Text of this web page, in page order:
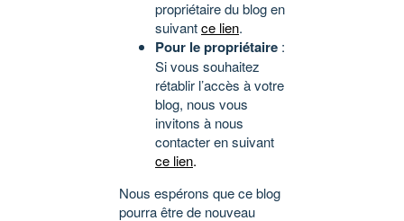
propriétaire du blog en
suivantce lien.
Pour le propriétaire :
Si vous souhaitez
rétablir l’accès à votre
blog, nous vous
invitons à nous
contacter en suivant
ce lien.
Nous espérons que ce blog
pourra être de nouveau